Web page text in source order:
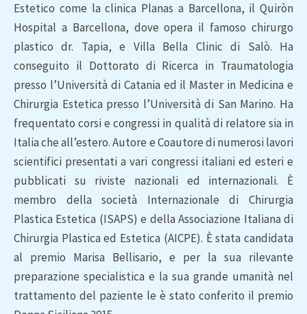
Estetico come la clinica Planas a Barcellona, il Quiròn
Hospital a Barcellona, dove opera il famoso chirurgo
plastico dr. Tapia, e Villa Bella Clinic di Salò. Ha
conseguito il Dottorato di Ricerca in Traumatologia
presso l’Università di Catania ed il Master in Medicina e
Chirurgia Estetica presso l’Università di San Marino. Ha
frequentato corsi e congressi in qualità di relatore sia in
Italia che all’estero. Autore e Coautore di numerosi lavori
scientifici presentati a vari congressi italiani ed esteri e
pubblicati su riviste nazionali ed internazionali. È
membro della società Internazionale di Chirurgia
Plastica Estetica (ISAPS) e della Associazione Italiana di
Chirurgia Plastica ed Estetica (AICPE). È stata candidata
al premio Marisa Bellisario, e per la sua rilevante
preparazione specialistica e la sua grande umanità nel
trattamento del paziente le è stato conferito il premio